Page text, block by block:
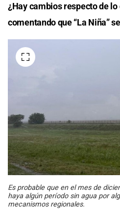
¿Hay cambios respecto de
comentando que “La Niña”
Es probable que en el mes de
haya algún período sin agua por
mecanismos regionales.